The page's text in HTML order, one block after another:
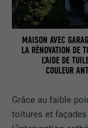
Grâce au faible
toitures et façades
MAISON AVEC
LA RÉNOVATION DE
L’AIDE DE
COULEUR
FOURNISSEUR
EXPIRATION
UTILITÉ
NOM